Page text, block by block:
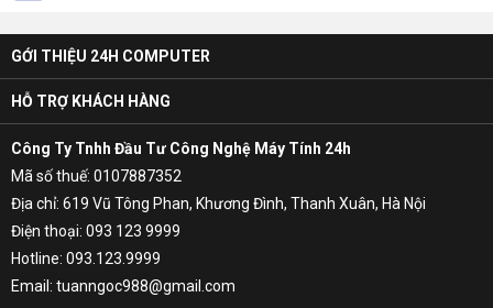
GỚI THIỆU 24H COMPUTER
HỖ TRỢ KHÁCH HÀNG
Công Ty Tnhh Đầu Tư Công Nghệ Máy Tính 24h
Mã số thuế: 0107887352
Địa chỉ: 619 Vũ Tông Phan, Khương Đình, Thanh Xuân, Hà Nội
Điện thoại: 093 123 9999
Hotline: 093.123.9999
Email: tuanngoc988@gmail.com